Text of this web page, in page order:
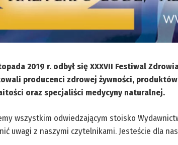
2019 r. odbył się XXXVII Festiwal
producenci zdrowej żywności,
oraz specjaliści medycyny naturalnej.
wszystkim odwiedzającym stoisko
uwagi z naszymi czytelnikami. Jesteście dla